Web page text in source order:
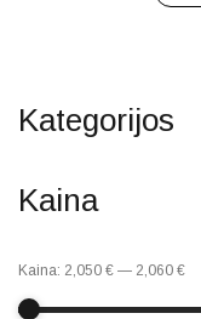
Kategorijos
Kaina
Kaina: 2,050 € — 2,060 €